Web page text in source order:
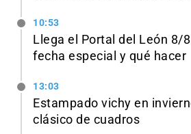
10:53
Llega el Portal del León 8/
fecha especial y qué hacer
13:03
Estampado vichy en
clásico de cuadros